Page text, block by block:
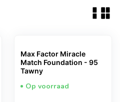
Max Factor Miracle
Match Foundation - 95
Tawny
Op voorraad